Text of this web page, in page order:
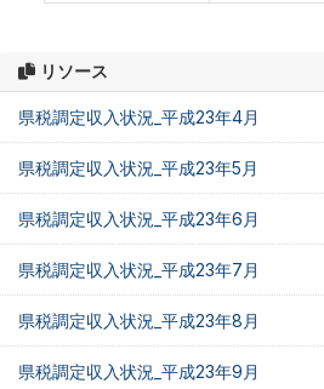
リソース
県税調定収入状況_平成23年4月
県税調定収入状況_平成23年5月
県税調定収入状況_平成23年6月
県税調定収入状況_平成23年7月
県税調定収入状況_平成23年8月
県税調定収入状況_平成23年9月